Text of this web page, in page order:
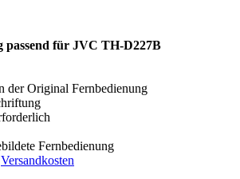
passend für JVC TH-D227B
der Original Fernbedienung
Fernbedienung
Versandkosten